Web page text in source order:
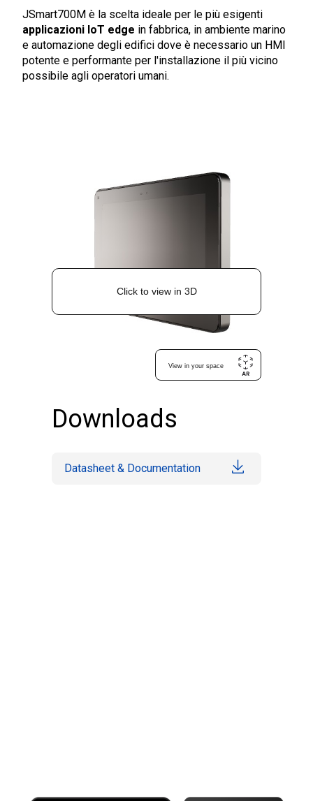
JSmart700M è la scelta ideale per le più esigenti
applicazioni IoT edge in fabbrica, in ambiente marino
e automazione degli edifici dove è necessario un HMI
potente e performante per l'installazione il più vicino
possibile agli operatori umani.
Downloads
Datasheet & Documentation